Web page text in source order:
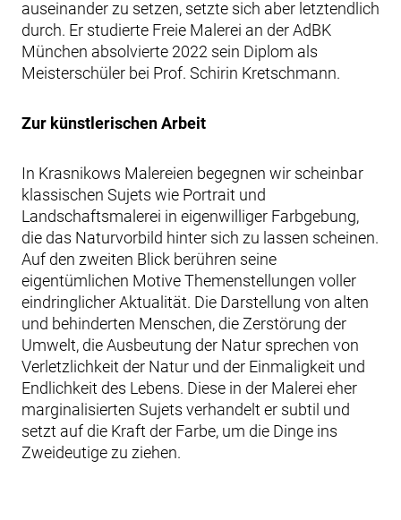
auseinander zu setzen, setzte sich aber letztendlich
durch. Er studierte Freie Malerei an der AdBK
München absolvierte 2022 sein Diplom als
Meisterschüler bei Prof. Schirin Kretschmann.
Zur künstlerischen Arbeit
In Krasnikows Malereien begegnen wir scheinbar
klassischen Sujets wie Portrait und
Landschaftsmalerei in eigenwilliger Farbgebung,
die das Naturvorbild hinter sich zu lassen scheinen.
Auf den zweiten Blick berühren seine
eigentümlichen Motive Themenstellungen voller
eindringlicher Aktualität. Die Darstellung von alten
und behinderten Menschen, die Zerstörung der
Umwelt, die Ausbeutung der Natur sprechen von
Verletzlichkeit der Natur und der Einmaligkeit und
Endlichkeit des Lebens. Diese in der Malerei eher
marginalisierten Sujets verhandelt er subtil und
setzt auf die Kraft der Farbe, um die Dinge ins
Zweideutige zu ziehen.